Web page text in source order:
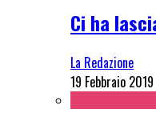
Ci ha
La Redazione
19 Febbraio 2019